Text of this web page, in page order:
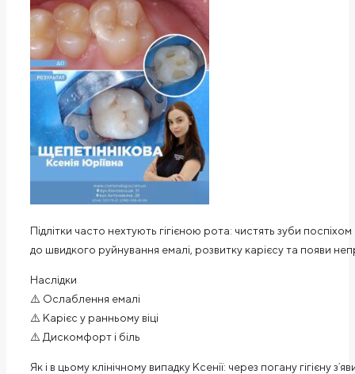
Підлітки часто нехтують гігієною рота: чистять зуби
до швидкого руйнування емалі, розвитку карієсу та появи
Наслідки
⚠️ Ослаблення емалі
⚠️ Карієс у ранньому віці
⚠️ Дискомфорт і біль
Як і в цьому клінічному випадку Ксенії: через погану гігієну